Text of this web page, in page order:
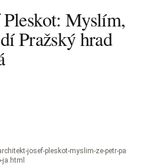
Myslím,
Pražský hrad
josef-pleskot-myslim-ze-petr-pa
ja.html